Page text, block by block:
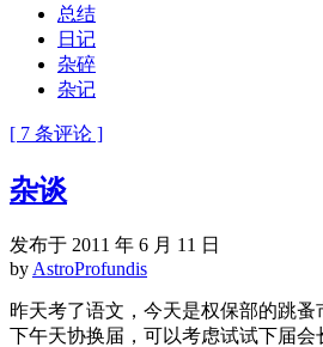
总结
日记
杂碎
杂记
[ 7 条评论 ]
杂谈
发布于 2011 年 6 月 11 日
by AstroProfundis
昨天考了语文，今天是权保部的跳
下午天协换届，可以考虑试试下届会